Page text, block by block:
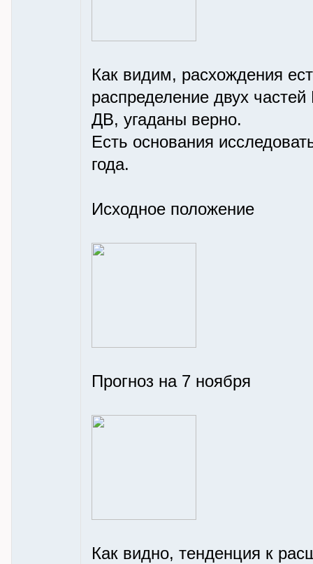
Как видим, расхождения
распределение двух
ДВ, угаданы верно.
Есть основания
года.
Исходное положение
Прогноз на 7 ноября
Как видно, тенденция к